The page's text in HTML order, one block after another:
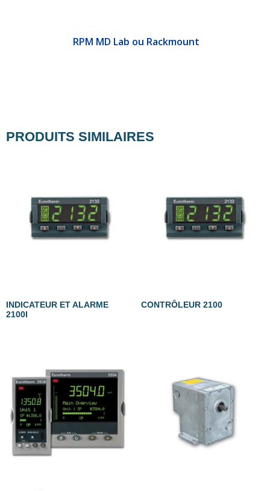
RPM MD Lab ou Rackmount
PRODUITS SIMILAIRES
INDICATEUR ET ALARME
2100I
CONTRÔLEUR 2100